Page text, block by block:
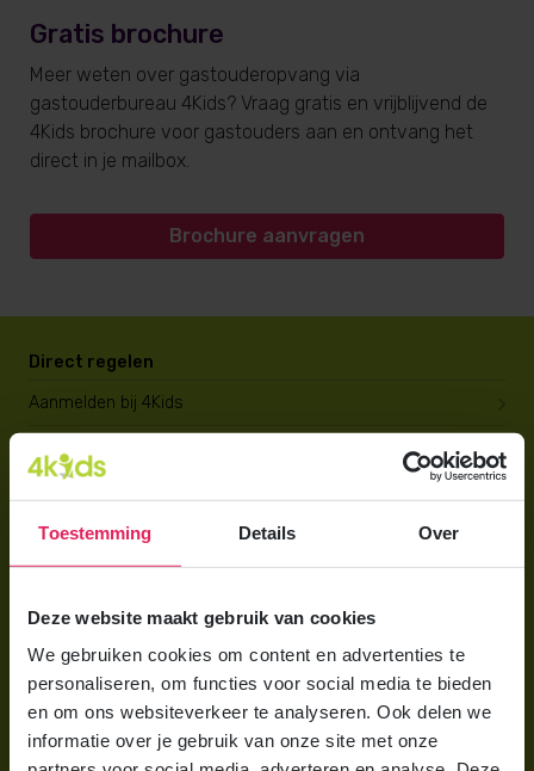
Toestemming Details Over
Deze website maakt gebruik van cookies
We gebruiken cookies om content en advertenties te
personaliseren, om functies voor social media te bieden
en om ons websiteverkeer te analyseren. Ook delen we
informatie over je gebruik van onze site met onze
Gratis brochure
Meer weten over gastouderopvang via
gastouderbureau 4Kids? Vraag gratis en vrijblijvend de
4Kids brochure voor gastouders aan en ontvang het
direct in je mailbox.
Brochure aanvragen
Direct regelen
Aanmelden bij 4Kids
Brochure aanvragen
Voor ouders
Wat kost een gastouder?
Hoe vind ik een gastouder?
Voor gastouders